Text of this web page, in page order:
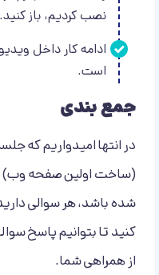
نصب کردیم، باز کنید.
ادامه کار داخل
است.
جمع بندی
(ساخت اولین صفحه وب)
شده باشد، هر سوالی
کنید تا بتوانیم پاسخ
از همراهی شما.